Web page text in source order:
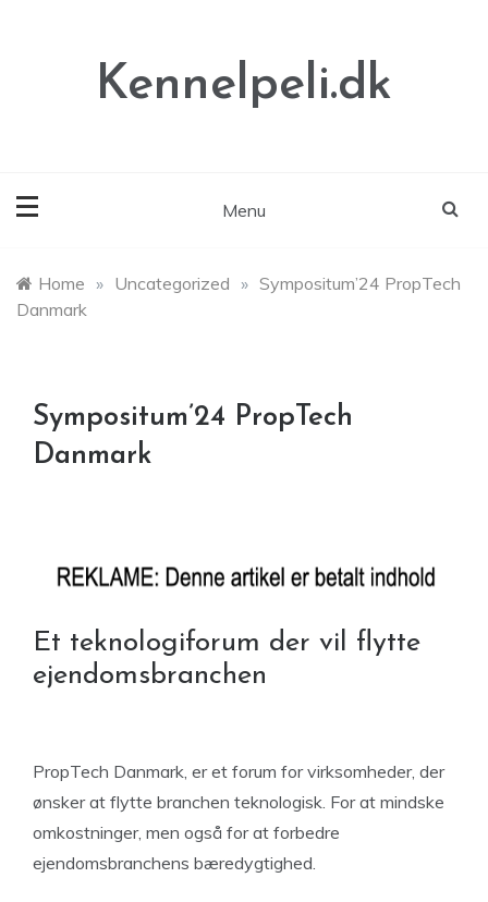
Kennelpeli.dk
Menu
Home » Uncategorized » Sympositum’24 PropTech
Danmark
Sympositum’24 PropTech
Danmark
Et teknologiforum der vil flytte
ejendomsbranchen
PropTech Danmark, er et forum for virksomheder, der
ønsker at flytte branchen teknologisk. For at mindske
omkostninger, men også for at forbedre
ejendomsbranchens bæredygtighed.